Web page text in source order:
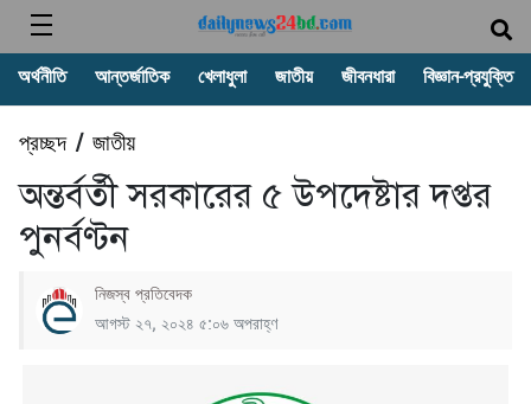
অর্থনীতি আন্তর্জাতিক খেলাধুলা জাতীয় জীবনধারা বিজ্ঞান-প্রযুক্তি
প্রচ্ছদ/ জাতীয়
অন্তর্বর্তী সরকারের ৫ উপদেষ্টার দপ্তর
পুনর্বণ্টন
নিজস্ব প্রতিবেদক
আগস্ট ২৭, ২০২৪ ৫:০৬ অপরাহ্ণ